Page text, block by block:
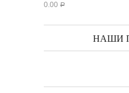
0.00 Р
НАШИ